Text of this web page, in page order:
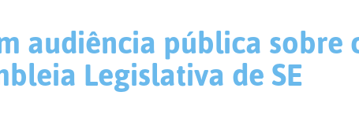
audiência pública sobre
Legislativa de SE